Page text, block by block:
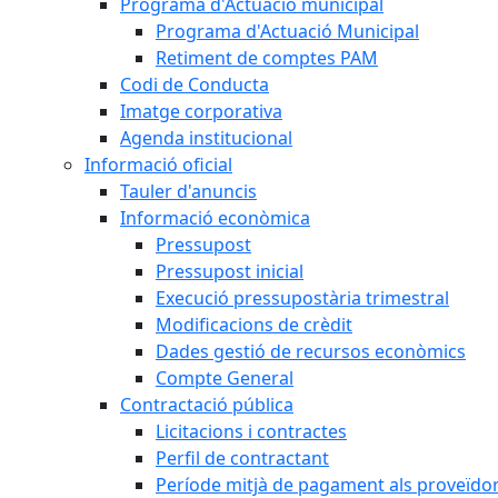
Programa d'Actuació Municipal
Retiment de comptes PAM
Codi de Conducta
Imatge corporativa
Agenda institucional
Informació oficial
Tauler d'anuncis
Informació econòmica
Pressupost
Pressupost inicial
Execució pressupostària trimestral
Modificacions de crèdit
Dades gestió de recursos econòmics
Compte General
Contractació pública
Licitacions i contractes
Perfil de contractant
Període mitjà de pagament als